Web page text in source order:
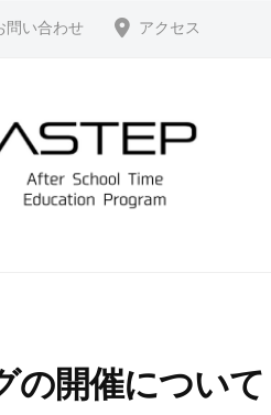
問い合わせ アクセス
の開催について